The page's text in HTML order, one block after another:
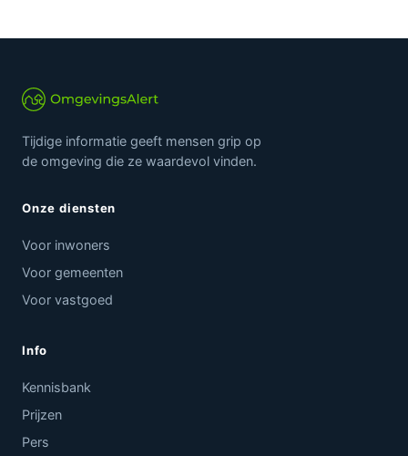
Tijdige informatie geeft mensen grip op
de omgeving die ze waardevol vinden.
Onze diensten
Voor inwoners
Voor gemeenten
Voor vastgoed
Info
Kennisbank
Prijzen
Pers